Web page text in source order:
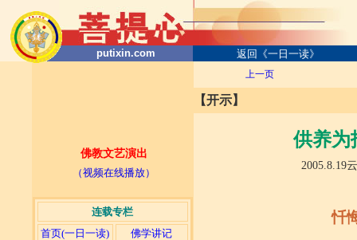
putixin.com 返回《一日一读》
佛教文艺演出
（视频在线播放）
连载专栏
首页(一日一读)
佛学讲记
上一页
【开示】
供养为报
2005.8.19云南寺盂
忏